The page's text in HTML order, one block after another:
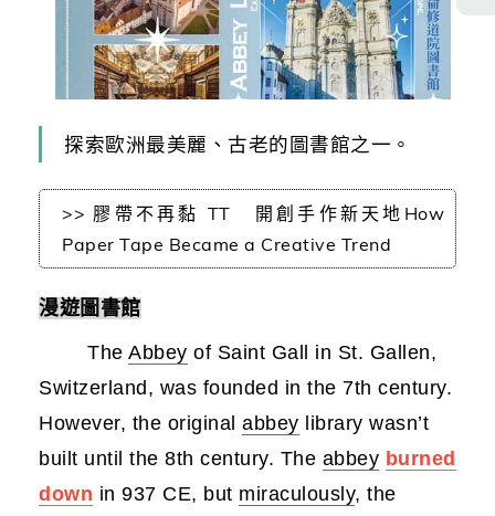
探索歐洲最美麗、古老的圖書館之一。
>> 膠帶不再黏 TT 開創手作新天地How
Paper Tape Became a Creative Trend
漫遊圖書館
The Abbey of Saint Gall in St. Gallen,
Switzerland, was founded in the 7th century.
However, the original abbey library wasn’t
built until the 8th century. The abbey burned
down in 937 CE, but miraculously, the